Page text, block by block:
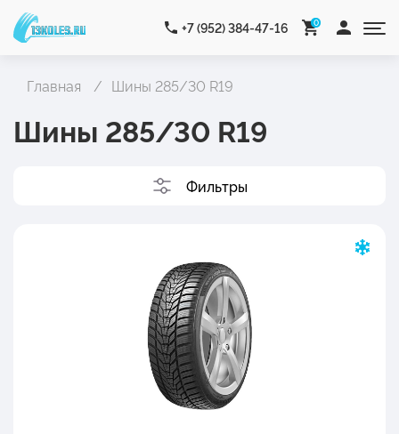
+7 (952) 384-47-16 0
Главная Шины 285/30 R19
Шины 285/30 R19
Фильтры